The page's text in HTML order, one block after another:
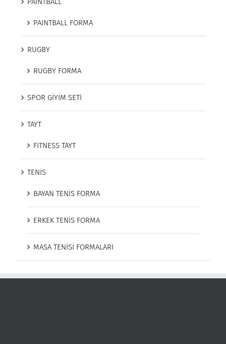
PAINTBALL FORMA
RUGBY
RUGBY FORMA
SPOR GİYİM SETİ
TAYT
FITNESS TAYT
TENİS
BAYAN TENİS FORMA
ERKEK TENİS FORMA
MASA TENİSİ FORMALARI